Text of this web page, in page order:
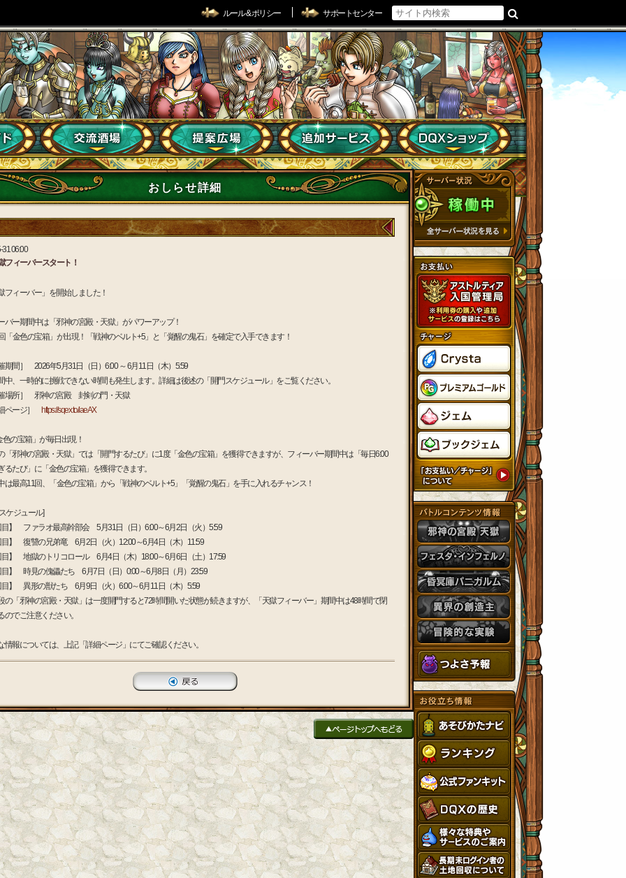
ルール & ポリシー サポートセンター
おしらせ詳細
06:00
フィーバースタート！
フィーバー」を開始しました！
バー期間中は「邪神の宮殿・天獄」がパワーアップ！
「金色の宝箱」が出現！「戦神のベルト+5」と「覚醒の鬼石」を確定で入手できます！
期間］ 2026年5月31日（日）6:00 ～ 6月11日（木）5:59
、一時的に挑戦できない時間も発生します。詳細は後述の「開門スケジュール」をご覧ください。
場所］ 邪神の宮殿 封剣の門・天獄
ページ］
https://sqex.to/laeAX
の宝箱」が毎日出現！
「邪神の宮殿・天獄」では「開門するたび」に1度「金色の宝箱」を獲得できますが、フィーバー期間中は「毎日6:00
るたび」に「金色の宝箱」を獲得できます。
は最高11回、「金色の宝箱」から「戦神のベルト+5」「覚醒の鬼石」を手に入れるチャンス！
ケジュール]
目】 ファラオ最高幹部会 5月31日（日）6:00～6月2日（火）5:59
目】 復讐の兄弟竜 6月2日（火）12:00～6月4日（木）11:59
】 地獄のトリコロール 6月4日（木）18:00～6月6日（土）17:59
目】 時見の傀儡たち 6月7日（日）0:00～6月8日（月）23:59
目】 異形の獣たち 6月9日（火）6:00～6月11日（木）5:59
「邪神の宮殿・天獄」は一度開門すると72時間開いた状態が続きますが、「天獄フィーバー」期間中は48時間で閉
のでご注意ください。
情報については、上記「詳細ページ」にてご確認ください。